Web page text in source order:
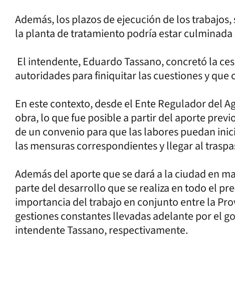
Además, los plazos de ejecución de los
la planta de tratamiento podría estar culminada
El intendente, Eduardo Tassano, concretó la
autoridades para finiquitar las cuestiones y
En este contexto, desde el Ente Regulador del
obra, lo que fue posible a partir del aporte
de un convenio para que las labores puedan
las mensuras correspondientes y llegar al
Además del aporte que se dará a la ciudad en
parte del desarrollo que se realiza en todo el
importancia del trabajo en conjunto entre la
gestiones constantes llevadas adelante por el
intendente Tassano, respectivamente.